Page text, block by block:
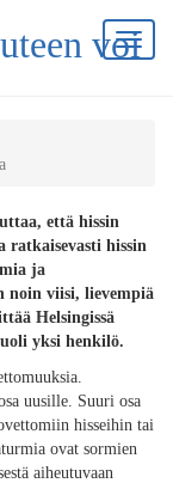
voi
että hissin
hissin
ja
noin viisi, lievempiä
Helsingissä
yksi henkilö.
uusille. Suuri osa
hisseihin tai
ovat sormien
aiheutuvaan